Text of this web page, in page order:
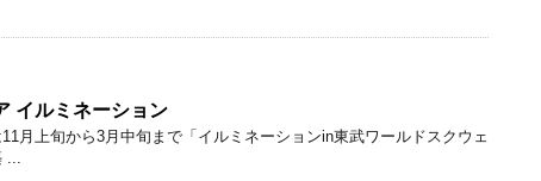
イルミネーション
月上旬から3月中旬まで「イルミネーションin東武ワールドスクウェ
...